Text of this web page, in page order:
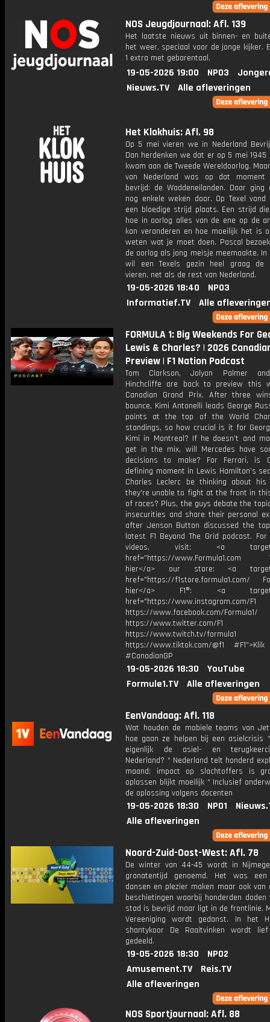
NOS Jeugdjournaal: Afl. 139
Het laatste nieuws uit binnen- en
het weer, speciaal voor de jonge kijker.
1 extra met gebarentaal.
19-05-2026 19:00 NPO3
Nieuws.TV
Alle afleveringen
Het Klokhuis: Afl. 98
Op 5 mei vieren we in Nederland
Dan herdenken we dat er op 5 mei 1945
kwam aan de Tweede Wereldoorlog.
van Nederland was op dat
bevrijd: de Waddeneilanden. Daar ging
nog enkele weken door. Op Texel
een bloedige strijd plaats. Een strijd
hoe in oorlog alles van de ene op de
kan veranderen en hoe moeilijk het is
weten wat je moet doen. Pascal
de oorlog als jong meisje meemaakte. In
wil een Texels gezin heel graag de
vieren, net als de rest van Nederland.
19-05-2026 18:40
NPO3
Informatief.TV
Alle
FORMULA 1: Big Weekends For
Lewis & Charles? | 2026
Preview | F1 Nation Podcast
Tom Clarkson, Jolyon Palmer
Hinchcliffe are back to preview this
Canadian Grand Prix. After three
bounce, Kimi Antonelli leads George
points at the top of the World
standings, so how crucial is it for
Kimi in Montreal? If he doesn’t and
get in the mix, will Mercedes have
decisions to make? For Ferrari, is
defining moment in Lewis Hamilton’s
Charles Leclerc be thinking about
they’re unable to fight at the front in
of races? Plus, the guys debate the
insecurities and share their personal
after Jenson Button discussed the
latest F1 Beyond The Grid podcast. For
videos, visit: <a
href="https://www.Formula1.com
hier</a> our store: <a
href="https://f1store.formula1.com/
hier</a> F1®: <a
href="https://www.instagram.com/F1
https://www.facebook.com/Formula1/
https://www.twitter.com/F1
https://www.twitch.tv/formula1
https://www.tiktok.com/@f1
#CanadianGP
19-05-2026 18:30
YouTube
Formule1.TV
Alle afleveringen
EenVandaag: Afl. 118
Wat houden de mobiele teams van
hoe gaan ze helpen bij een asielcrisis
eigenlijk de asiel- en
Nederland? * Nederland telt honderd
maand: impact op slachtoffers is
oplossen blijkt moeilijk * Inclusief
de oplossing volgens docenten
19-05-2026 18:30 NPO1
Alle afleveringen
Noord-Zuid-Oost-West: Afl. 78
De winter van 44-45 wordt in
granatentijd genoemd. Het was
dansen en plezier maken maar ook van
beschietingen waarbij honderden doden
stad is bevrijd maar ligt in de frontlinie.
Vereeniging wordt gedanst. In het
shantykoor De Raaitvinken wordt
gedeeld.
19-05-2026 18:30
NPO2
Amusement.TV
Reis.TV
Alle afleveringen
NOS Sportjournaal: Afl. 88